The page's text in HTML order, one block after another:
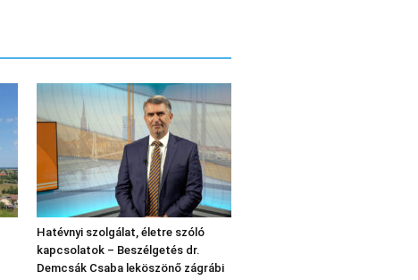
Hatévnyi szolgálat, életre szóló
kapcsolatok – Beszélgetés dr.
Demcsák Csaba leköszönő zágrábi